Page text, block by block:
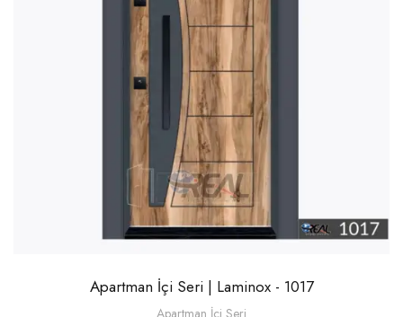
Apartman İçi Seri | Laminox - 1017